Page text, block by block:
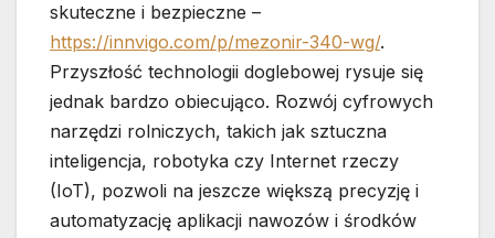
skuteczne i bezpieczne –
https://innvigo.com/p/mezonir-340-wg/.
Przyszłość technologii doglebowej rysuje się
jednak bardzo obiecująco. Rozwój cyfrowych
narzędzi rolniczych, takich jak sztuczna
inteligencja, robotyka czy Internet rzeczy
(IoT), pozwoli na jeszcze większą precyzję i
automatyzację aplikacji nawozów i środków